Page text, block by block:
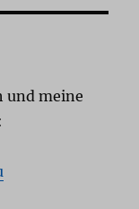
und meine